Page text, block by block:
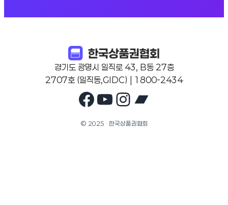
경기도 광명시 일직로 43, B동 27층
2707호 (일직동,GIDC) | 1800-2434
Facebook
YouTube
Instagram
© 2025 · 한국상품권협회